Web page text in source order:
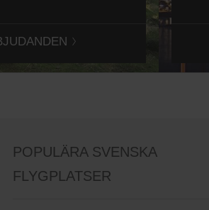
POPULÄRA SVENSKA
FLYGPLATSER